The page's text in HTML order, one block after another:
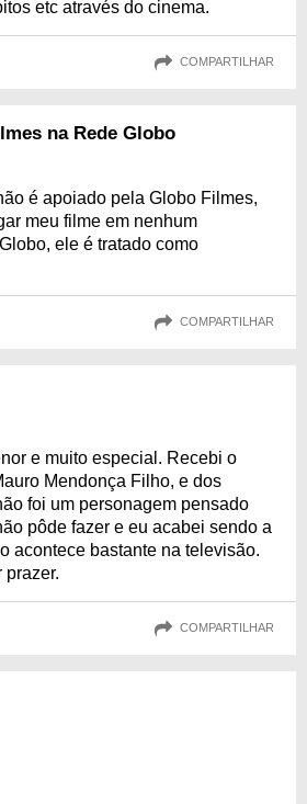
etc através do cinema.
COMPARTILHAR
na Rede Globo
é apoiado pela Globo Filmes,
meu filme em nenhum
ele é tratado como
COMPARTILHAR
e muito especial. Recebi o
Mendonça Filho, e dos
foi um personagem pensado
pôde fazer e eu acabei sendo a
acontece bastante na televisão.
prazer.
COMPARTILHAR